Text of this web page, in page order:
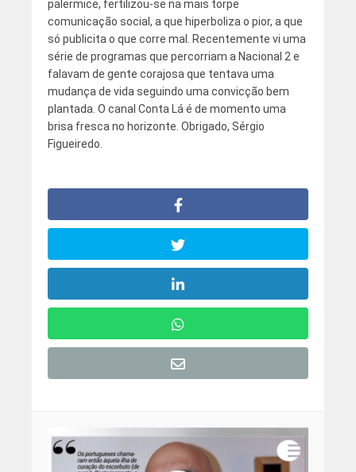
palermice, fertilizou-se na mais torpe
comunicação social, a que hiperboliza o pior, a que
só publicita o que corre mal. Recentemente vi uma
série de programas que percorriam a Nacional 2 e
falavam de gente corajosa que tentava uma
mudança de vida seguindo uma convicção bem
plantada. O canal Conta Lá é de momento uma
brisa fresca no horizonte. Obrigado, Sérgio
Figueiredo.